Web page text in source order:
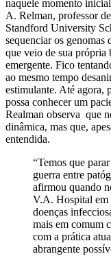
naquele momento
A. Relman, professor
Standford University
sequenciar os
que veio de sua própria
emergente. Fico
ao mesmo tempo
estimulante. Até agora,
possa conhecer um
Realman observa que
dinâmica, mas que,
entendida.
“Temos que
guerra entre
afirmou quando
V.A. Hospital em
doenças
mais em comum
com a prática
abrangente